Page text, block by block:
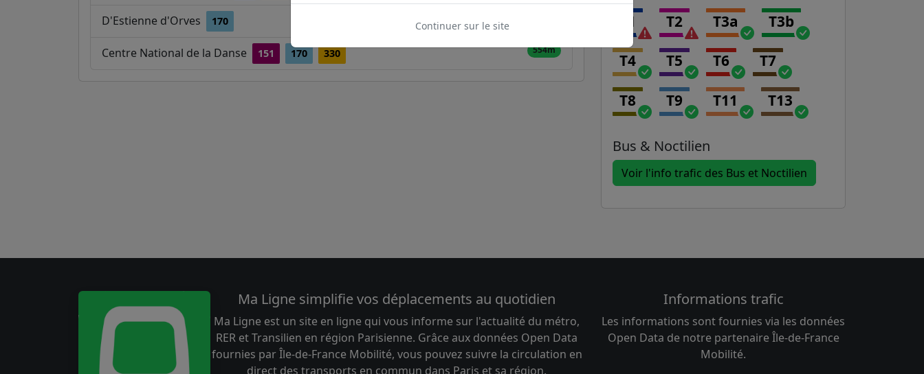
D'Estienne d'Orves 170
Centre National de la Danse 151 170 330 554m
T1 T2 T3a T3b
T4 T5 T6 T7
T8 T9 T11 T13
Bus & Noctilien
Voir l'info trafic des Bus et Noctilien
Ma Ligne simplifie vos déplacements au quotidien
Ma Ligne est un site en ligne qui vous informe sur l'actualité du métro,
RER et Transilien en région Parisienne. Grâce aux données Open Data
fournies par Île-de-France Mobilité, vous pouvez suivre la circulation en
direct des transports en commun dans Paris et sa région.
Informations trafic
Les informations sont fournies via les données
Open Data de notre partenaire Île-de-France
Mobilité.
Continuer sur le site